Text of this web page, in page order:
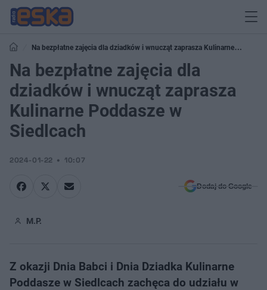
Na bezpłatne zajęcia dla dziadków i wnucząt zaprasza Kulinarne
Poddasze w Siedlcach
Na bezpłatne zajęcia dla
dziadków i wnucząt zaprasza
Kulinarne Poddasze w
Siedlcach
2024-01-22 10:07
Dodaj do Google
M.P.
Z okazji Dnia Babci i Dnia Dziadka Kulinarne
Poddasze w Siedlcach zachęca do udziału w